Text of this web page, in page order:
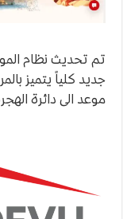
تم تحديث نظام
جديد كلياً يتميز
موعد الى دائرة